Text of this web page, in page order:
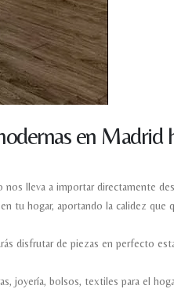
en Madrid
lleva a importar directamente
tu hogar, aportando la calidez
disfrutar de piezas en perfecto
joyería, bolsos, textiles para el